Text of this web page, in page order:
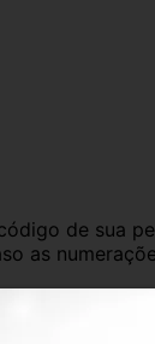
de sua
as